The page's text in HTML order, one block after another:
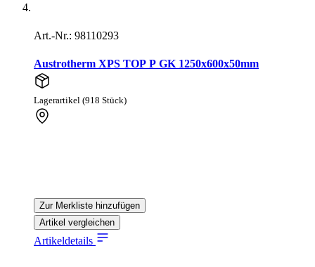
Art.-Nr.: 98110293
Austrotherm XPS TOP P GK 1250x600x50mm
Lagerartikel (918 Stück)
Zur Merkliste hinzufügen
Artikel vergleichen
Artikeldetails